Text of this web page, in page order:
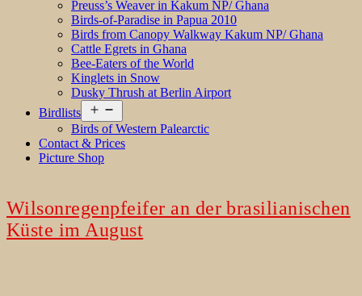
Preuss’s Weaver in Kakum NP/ Ghana
Birds-of-Paradise in Papua 2010
Birds from Canopy Walkway Kakum NP/ Ghana
Cattle Egrets in Ghana
Bee-Eaters of the World
Kinglets in Snow
Dusky Thrush at Berlin Airport
Birdlists
menu
Birds of Western Palearctic
Contact & Prices
Picture Shop
Wilsonregenpfeifer an der brasilianischen
Küste im August